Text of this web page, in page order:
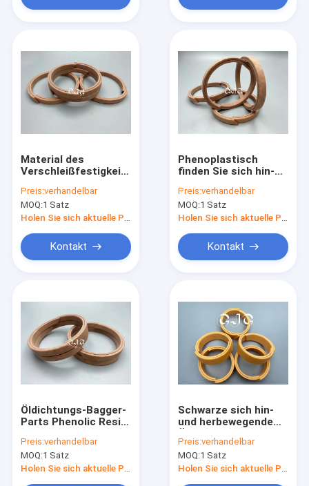
Material des
Verschleißfestigkeits-
Führer-Ring-07156-
01112 PTFE für
Bagger EC460B
Preis:verhandelbar
MOQ:1 Satz
Kontakt
Phenoplastisch
finden Sie sich hin-
Öldichtung, Bagger
Hydraulic Seal
Bausatzs 07156-
Preis:verhandelbar
MOQ:1 Satz
Kontakt
Öldichtungs-Bagger-
Parts Phenolic Resin-
07156-01012
mechanisches
Preis:verhandelbar
MOQ:1 Satz
Holen Sie sich aktuelle Preis
Schwarze sich hin-
und herbewegende
01112, hydraulische
Kolben-Dichtungen
PUs für Bagger
Preis:verhandelbar
MOQ:1 Satz
Holen Sie sich aktuelle Preis